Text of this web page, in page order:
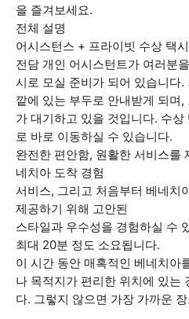
을 즐겨보세요.
전체 설명
어시스턴스 + 프라이빗 수상 택
전담 개인 어시스턴트가 여러분
시로 모실 준비가 되어 있습니다
깥에 있는 부두로 안내받게 되며
가 대기하고 있을 것입니다. 수
로 바로 이동하실 수 있습니다.
완전한 편안함, 원활한 서비스를
네치아 도착 경험
서비스, 그리고 처음부터 베네치
제공하기 위해 고안된
스타일과 우수성을 경험하실 수
최대 20분 정도 소요됩니다.
이 시간 동안 매혹적인 베네치아
나 목적지가 편리한 위치에 있는
다. 그렇지 않으면 가장 가까운